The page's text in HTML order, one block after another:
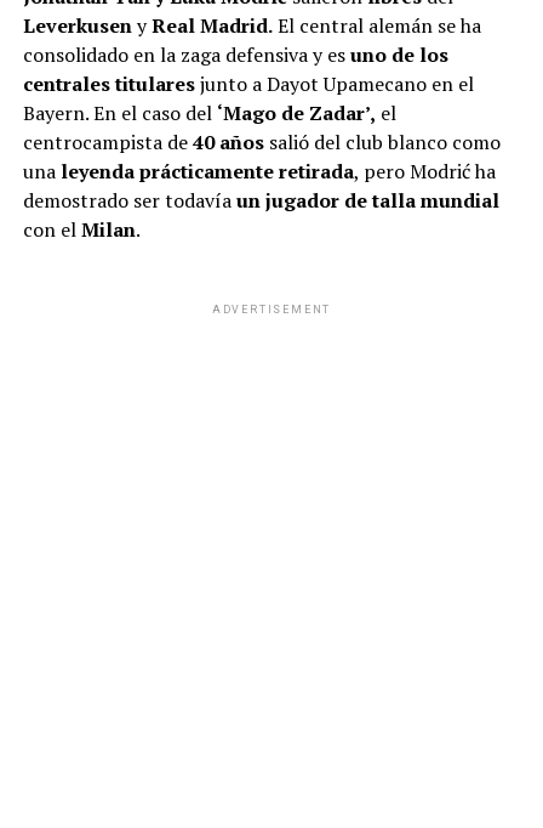
LeverkusenyReal Madrid.El central alemán se ha
consolidado en la zaga defensiva y esuno de los
centrales titularesjunto a Dayot Upamecano en el
Bayern. En el caso del ‘Mago de Zadar’, el
centrocampista de40 añossalió del club blanco como
unaleyenda prácticamente retirada, pero Modrić ha
demostrado ser todavíaun jugador de talla mundial
con elMilan.
ADVERTISEMENT